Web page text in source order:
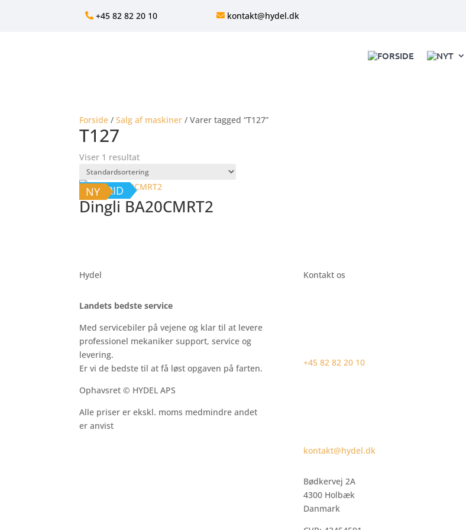
+45 82 82 20 10 kontakt@hydel.dk
FORSIDE NYT
Forside /Salg af maskiner / Varer tagged “T127”
T127
Viser 1 resultat
HYBRID
NY
Dingli BA20CMRT2
Hydel
Landets bedste service
Med servicebiler på vejene og klar til at levere
professionel mekaniker support, service og
levering.
Er vi de bedste til at få løst opgaven på farten.
Ophavsret © HYDEL APS
Alle priser er ekskl. moms medmindre andet
er anvist
Kontakt os
+45 82 82 20 10
kontakt@hydel.dk
Bødkervej 2A
4300 Holbæk
Danmark